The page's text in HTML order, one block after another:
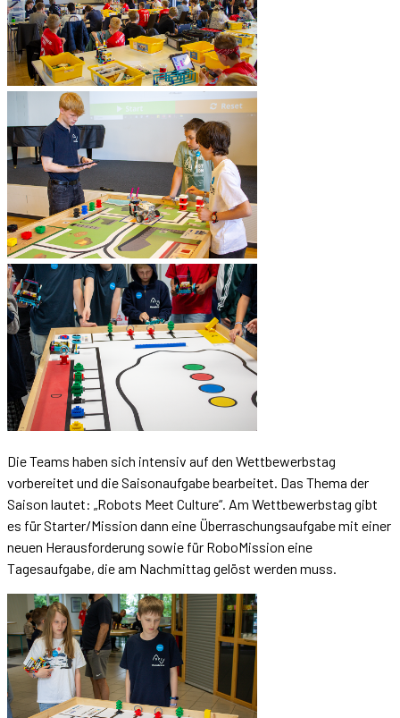
Die Teams haben sich intensiv auf den Wettbewerbstag
vorbereitet und die Saisonaufgabe bearbeitet. Das Thema der
Saison lautet: „Robots Meet Culture“. Am Wettbewerbstag gibt
es für Starter/Mission dann eine Überraschungsaufgabe mit einer
neuen Herausforderung sowie für RoboMission eine
Tagesaufgabe, die am Nachmittag gelöst werden muss.